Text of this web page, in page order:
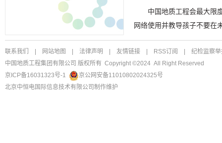
中国地质工程会最大限
网络使用并教导孩子不要在
联系我们 网站地图 法律声明 友情链接 RSS订阅
纪检监察
中国地质工程集团有限公司 版权所有 Copyright ©2024 All Right Reserved
京ICP备16031323号-1
京公网安备11010802024325号
北京中恒电国际信息技术有限公司 制作维护